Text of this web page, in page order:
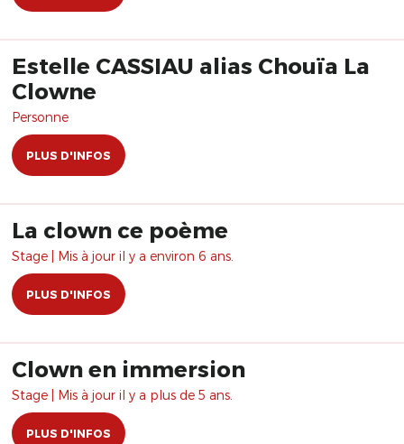
Estelle CASSIAU alias Chouïa La
Clowne
Personne
PLUS D'INFOS
La clown ce poème
Stage | Mis à jour il y a environ 6 ans.
PLUS D'INFOS
Clown en immersion
Stage | Mis à jour il y a plus de 5 ans.
PLUS D'INFOS